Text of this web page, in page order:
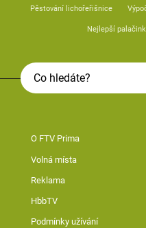
Pěstování lichořeřišnice
Nejlepší
O FTV Prima
Volná místa
Reklama
HbbTV
Podmínky užívání